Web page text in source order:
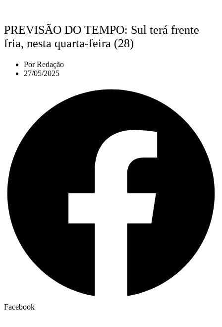
PREVISÃO DO TEMPO: Sul terá frente
fria, nesta quarta-feira (28)
PorRedação
27/05/2025
Facebook